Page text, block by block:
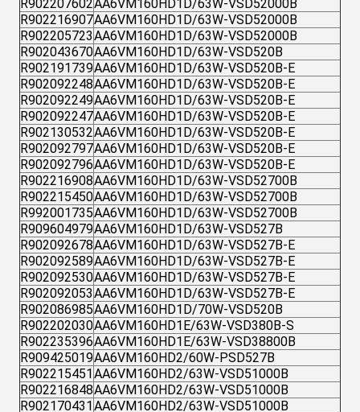
R902207602AA6VM160HD1D/63W-VSD52000B
R902216907AA6VM160HD1D/63W-VSD52000B
R902205723AA6VM160HD1D/63W-VSD52000B
R902043670AA6VM160HD1D/63W-VSD520B
R902191739AA6VM160HD1D/63W-VSD520B-E
R902092248AA6VM160HD1D/63W-VSD520B-E
R902092249AA6VM160HD1D/63W-VSD520B-E
R902092247AA6VM160HD1D/63W-VSD520B-E
R902130532AA6VM160HD1D/63W-VSD520B-E
R902092797AA6VM160HD1D/63W-VSD520B-E
R902092796AA6VM160HD1D/63W-VSD520B-E
R902216908AA6VM160HD1D/63W-VSD52700B
R902215450AA6VM160HD1D/63W-VSD52700B
R992001735AA6VM160HD1D/63W-VSD52700B
R909604979AA6VM160HD1D/63W-VSD527B
R902092678AA6VM160HD1D/63W-VSD527B-E
R902092589AA6VM160HD1D/63W-VSD527B-E
R902092530AA6VM160HD1D/63W-VSD527B-E
R902092053AA6VM160HD1D/63W-VSD527B-E
R902086985AA6VM160HD1D/70W-VSD520B
R902202030AA6VM160HD1E/63W-VSD380B-S
R902235396AA6VM160HD1E/63W-VSD38800B
R909425019AA6VM160HD2/60W-PSD527B
R902215451AA6VM160HD2/63W-VSD51000B
R902216848AA6VM160HD2/63W-VSD51000B
R902170431AA6VM160HD2/63W-VSD51000B